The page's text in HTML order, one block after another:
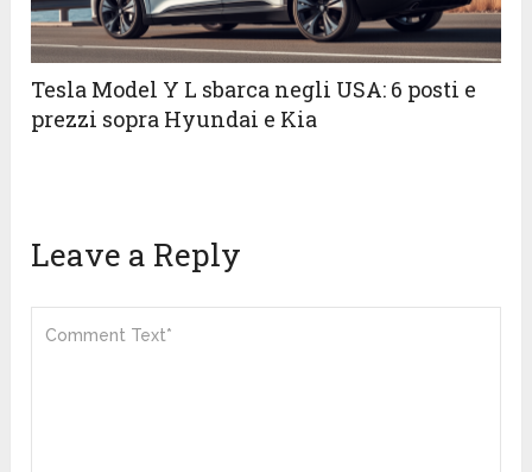
Tesla Model Y L sbarca negli USA: 6 posti e
prezzi sopra Hyundai e Kia
Leave a Reply